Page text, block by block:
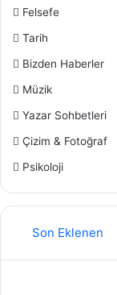
Felsefe
Tarih
Bizden Haberler
Müzik
Yazar Sohbetleri
Çizim & Fotoğraf
Psikoloji
Son Eklenen